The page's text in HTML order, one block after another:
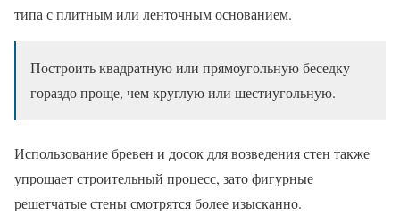
типа с плитным или ленточным основанием.
Построить квадратную или прямоугольную беседку
гораздо проще, чем круглую или шестиугольную.
Использование бревен и досок для возведения стен также
упрощает строительный процесс, зато фигурные
решетчатые стены смотрятся более изысканно.